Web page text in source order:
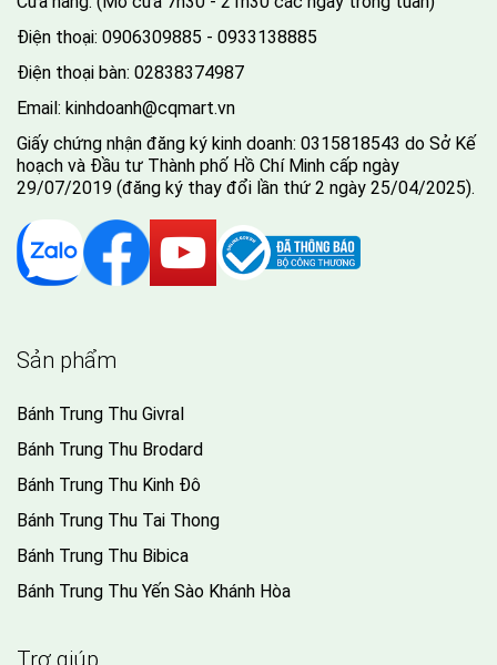
Điện thoại: 0906309885 - 0933138885
Điện thoại bàn: 02838374987
Email: kinhdoanh@cqmart.vn
Giấy chứng nhận đăng ký kinh doanh: 0315818543 do Sở Kế
hoạch và Đầu tư Thành phố Hồ Chí Minh cấp ngày
29/07/2019 (đăng ký thay đổi lần thứ 2 ngày 25/04/2025).
Sản phẩm
Bánh Trung Thu Givral
Bánh Trung Thu Brodard
Bánh Trung Thu Kinh Đô
Bánh Trung Thu Tai Thong
Bánh Trung Thu Bibica
Bánh Trung Thu Yến Sào Khánh Hòa
Trợ giúp